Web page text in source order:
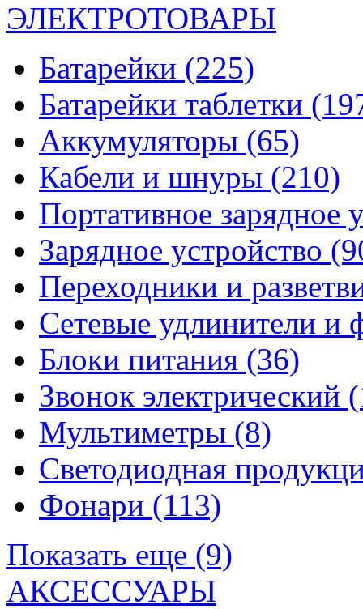
ЭЛЕКТРОТОВАРЫ
Батарейки (225)
Батарейки таблетки
Аккумуляторы (65)
Кабели и шнуры (210)
Портативное зарядное
Зарядное устройство
Переходники и
Сетевые удлинители и
Блоки питания (36)
Звонок электрический
Мультиметры (8)
Светодиодная
Фонари (113)
Показать еще (9)
АКСЕССУАРЫ